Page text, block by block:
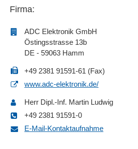
Firma:
ADC Elektronik GmbH
Östingsstrasse 13b
DE - 59063 Hamm
+49 2381 91591-61 (Fax)
www.adc-elektronik.de/
Herr Dipl.-Inf. Martin Ludwig
+49 2381 91591-0
E-Mail-Kontaktaufnahme